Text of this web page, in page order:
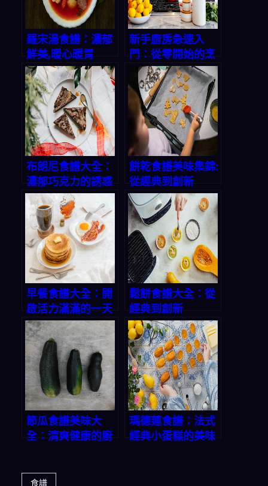
羅宋湯食譜：濃郁
鮮美,暖心暖胃
新手廚房急速入
門：從零開始的烹
飪之旅
布朗尼食譜大全：
濃郁巧克力的誘惑
餅乾食譜美味集錦:
從經典到創新
早餐食譜大全：開
啟活力滿滿的一天
鬆餅食譜大全：從
經典到創新
節瓜食譜美味大
全：清爽健康的廚
瑪德蓮食譜：法式
經典小蛋糕的美味
食譜